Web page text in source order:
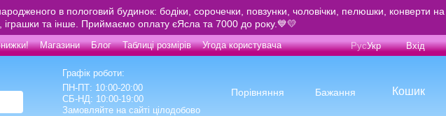
в пологовий будинок: бодіки, сорочечки, повзунки, чоловічки, пелюшки, конверти на
та інше. Приймаємо оплату єЯсла та 7000 до року.💙💛
Магазини Блог Таблиці розмірів Угода користувача РусУкр Вхід
Графік роботи:
ПН-ПТ: 10:00-20:00
СБ-НД: 10:00-19:00
Замовляйте на сайті цілодобово
Порівняння Бажання Кошик